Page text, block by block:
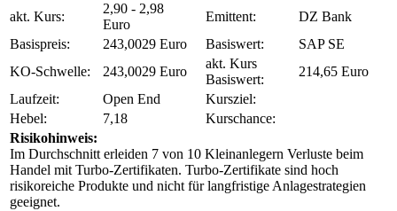
akt. Kurs:
2,90 - 2,98
Euro
Emittent:
DZ Bank
Basispreis:
243,0029 Euro Basiswert:
SAP SE
KO-Schwelle:
243,0029 Euro
akt. Kurs
Basiswert:
214,65 Euro
Laufzeit:
Open End
Kursziel:
Hebel:
7,18
Kurschance:
Risikohinweis:
Im Durchschnitt erleiden 7 von 10 Kleinanlegern Verluste beim
Handel mit Turbo-Zertifikaten. Turbo-Zertifikate sind hoch
risikoreiche Produkte und nicht für langfristige Anlagestrategien
geeignet.